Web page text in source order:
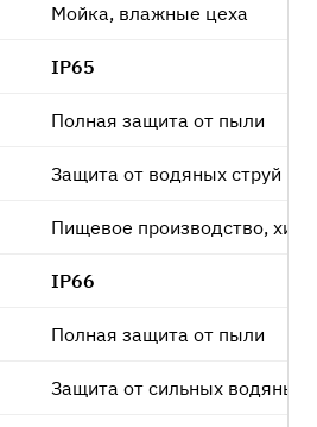
Мойка, влажные цеха
IP65
Полная защита от пыли
Защита от водяных струй
Пищевое производство,
IP66
Полная защита от пыли
Защита от сильных водяных